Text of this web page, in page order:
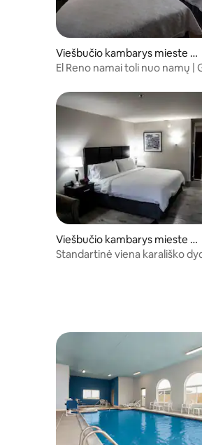
Viešbučio kambarys mieste El
Reno
El Reno namai toli nuo namų |
aikštelė
Viešbučio kambarys mieste W
eatherford
Standartinė viena karališko